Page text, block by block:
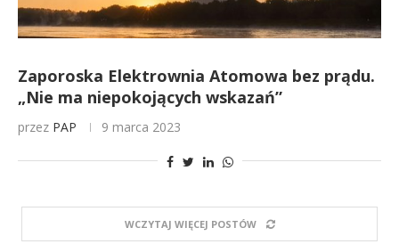
Zaporoska Elektrownia Atomowa bez prądu.
„Nie ma niepokojących wskazań”
przez PAP 9 marca 2023
WCZYTAJ WIĘCEJ POSTÓW